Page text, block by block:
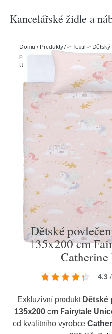
Kancelářské židle a
Domů / Produkty /> Textil >
povlečení/Dětské povlečení na
Unicorn – Catherine Lansfield
Dětské
135x200 cm
4.3 /
Exkluzivní produkt Dětské
135x200 cm Fairytale
od kvalitního výrobce